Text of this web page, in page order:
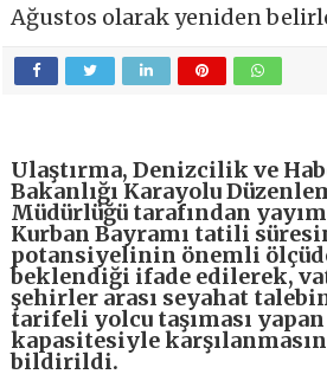
Ağustos olarak yeniden
Ulaştırma, Denizcilik ve
Bakanlığı Karayolu
Müdürlüğü tarafından
Kurban Bayramı tatili
potansiyelinin önemli
beklendiği ifade edilerek,
şehirler arası seyahat
tarifeli yolcu taşıması
kapasitesiyle
bildirildi.